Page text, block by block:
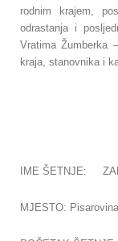
rodnim krajem,
odrastanja i
Vratima Žumberka
kraja, stanovnika i
IME ŠETNJE:
MJESTO: Pisarovina